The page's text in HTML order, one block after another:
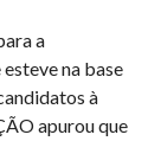
a
na base
à
apurou que